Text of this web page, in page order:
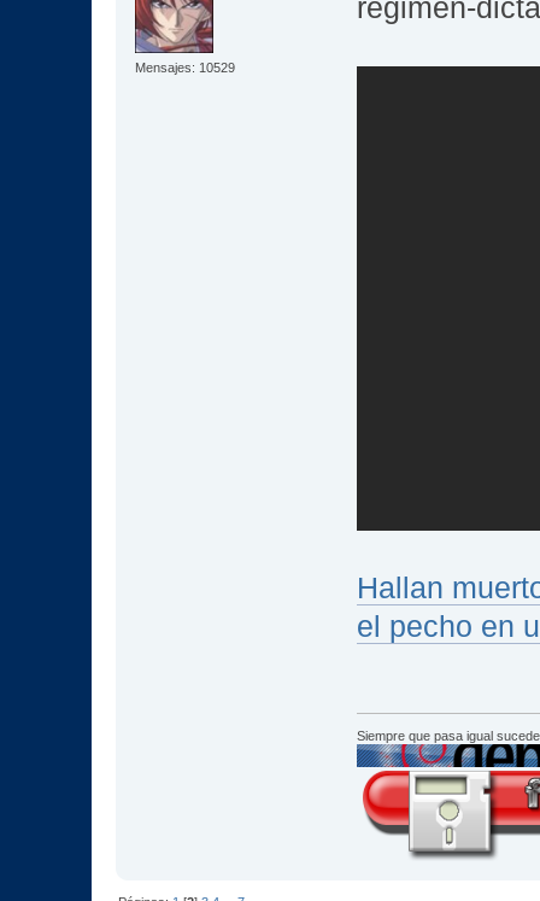
Mensajes: 10529
reǵimen-
Hallan
el pecho en
Siempre que pasa igual